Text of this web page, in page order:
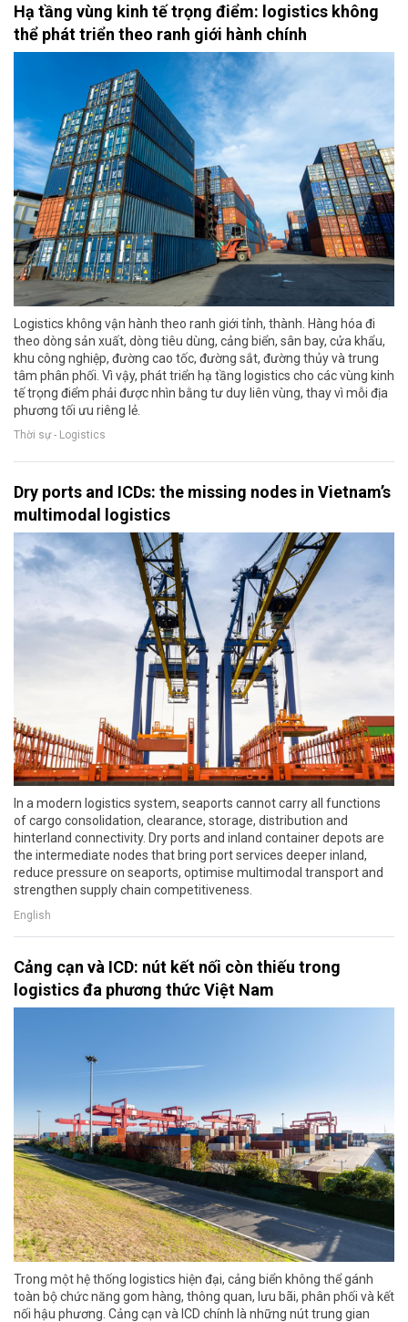
Hạ tầng vùng kinh tế trọng điểm: logistics không
thể phát triển theo ranh giới hành chính
Logistics không vận hành theo ranh giới tỉnh, thành. Hàng hóa đi
theo dòng sản xuất, dòng tiêu dùng, cảng biển, sân bay, cửa khẩu,
khu công nghiệp, đường cao tốc, đường sắt, đường thủy và trung
tâm phân phối. Vì vậy, phát triển hạ tầng logistics cho các vùng kinh
tế trọng điểm phải được nhìn bằng tư duy liên vùng, thay vì mỗi địa
phương tối ưu riêng lẻ.
Thời sự - Logistics
Dry ports and ICDs: the missing nodes in Vietnam’s
multimodal logistics
In a modern logistics system, seaports cannot carry all functions
of cargo consolidation, clearance, storage, distribution and
hinterland connectivity. Dry ports and inland container depots are
the intermediate nodes that bring port services deeper inland,
reduce pressure on seaports, optimise multimodal transport and
strengthen supply chain competitiveness.
English
Cảng cạn và ICD: nút kết nối còn thiếu trong
logistics đa phương thức Việt Nam
Trong một hệ thống logistics hiện đại, cảng biển không thể gánh
toàn bộ chức năng gom hàng, thông quan, lưu bãi, phân phối và kết
nối hậu phương. Cảng cạn và ICD chính là những nút trung gian